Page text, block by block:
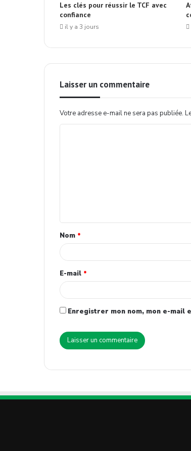
Les clés pour réussir le TCF avec
confiance
il y a 3 jours
Laisser un commentaire
Votre adresse e-mail ne sera pas publiée.
Nom *
E-mail *
Enregistrer mon nom, mon e-mail